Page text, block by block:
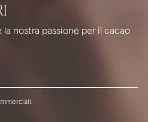
nostra passione per il cacao